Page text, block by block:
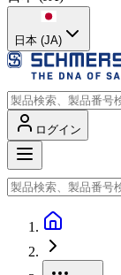
日本 (JA)
ログイン